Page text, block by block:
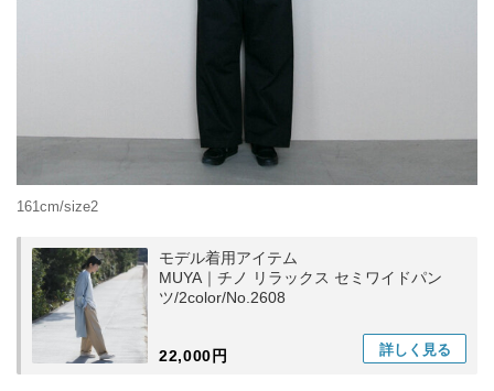
161cm/size2
モデル着用アイテム
MUYA｜チノ リラックス セミワイドパン
ツ/2color/No.2608
22,000円 詳しく 見る